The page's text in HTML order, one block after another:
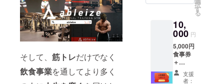
そして、 筋トレだけでなく
飲食事業を通してより多く
9月末ま択
す
る
10,
000 円
5,000円
食事券
＋
ableize
シャツ
支援
者：